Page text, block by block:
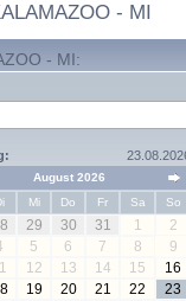
- MI
- MI:
August 2026
Mi Do Fr Sa So
29 30 31 1
2
5 6 7 8
9
12 13 14 15
16
19 20 21 22
23